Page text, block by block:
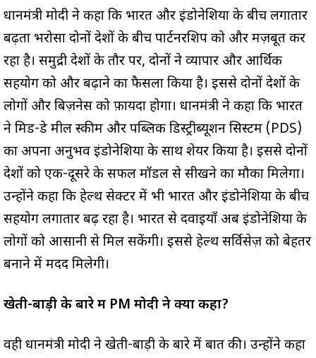
प्रधानमंत्री मोदी ने कहा कि भारत और इंडोनेशिया के बीच लगातार
बढ़ता भरोसा दोनों देशों के बीच पार्टनरशिप को और मज़बूत कर
रहा है। समुद्री देशों के तौर पर, दोनों ने व्यापार और आर्थिक
सहयोग को और बढ़ाने का फैसला किया है। इससे दोनों देशों के
लोगों और बिज़नेस को फ़ायदा होगा। प्रधानमंत्री ने कहा कि भारत
ने मिड-डे मील स्कीम और पब्लिक डिस्ट्रीब्यूशन सिस्टम (PDS)
का अपना अनुभव इंडोनेशिया के साथ शेयर किया है। इससे दोनों
देशों को एक-दूसरे के सफल मॉडल से सीखने का मौका मिलेगा।
उन्होंने कहा कि हेल्थ सेक्टर में भी भारत और इंडोनेशिया के बीच
सहयोग लगातार बढ़ रहा है। भारत से दवाइयाँ अब इंडोनेशिया के
लोगों को आसानी से मिल सकेंगी। इससे हेल्थ सर्विसेज़ को बेहतर
बनाने में मदद मिलेगी।
खेती-बाड़ी के बारे में PM मोदी ने क्या कहा?
वही प्रधानमंत्री मोदी ने खेती-बाड़ी के बारे में बात की। उन्होंने कहा